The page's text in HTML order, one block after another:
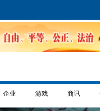
企业 游戏 商讯